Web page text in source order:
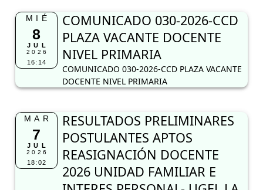
MIÉ
8
JUL
2026
16:14
COMUNICADO 030-2026-CCD
PLAZA VACANTE DOCENTE
NIVEL PRIMARIA
COMUNICADO 030-2026-CCD PLAZA VACANTE
DOCENTE NIVEL PRIMARIA
MAR
7
JUL
2026
18:02
RESULTADOS PRELIMINARES
POSTULANTES APTOS
REASIGNACIÓN DOCENTE
2026 UNIDAD FAMILIAR E